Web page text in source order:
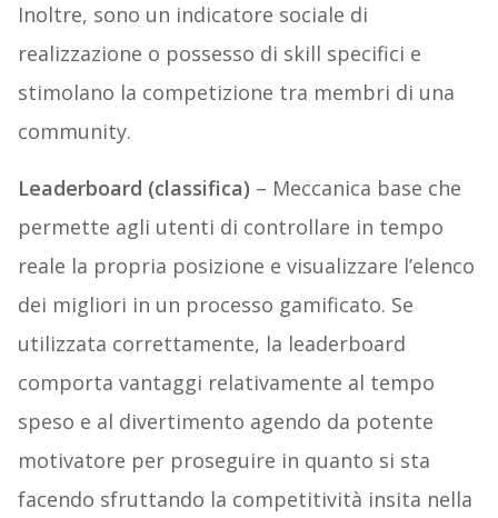
Inoltre, sono un indicatore sociale di
realizzazione o possesso di skill specifici e
stimolano la competizione tra membri di una
community.
Leaderboard (classifica) – Meccanica base che
permette agli utenti di controllare in tempo
reale la propria posizione e visualizzare l’elenco
dei migliori in un processo gamificato. Se
utilizzata correttamente, la leaderboard
comporta vantaggi relativamente al tempo
speso e al divertimento agendo da potente
motivatore per proseguire in quanto si sta
facendo sfruttando la competitività insita nella